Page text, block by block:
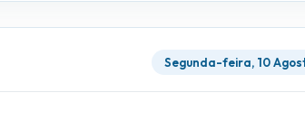
Segunda-feira, 10